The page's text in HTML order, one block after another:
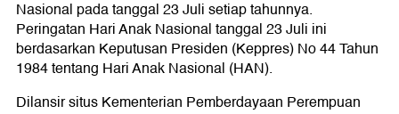
Nasional pada tanggal 23 Juli setiap tahunnya.
Peringatan Hari Anak Nasional tanggal 23 Juli ini
berdasarkan Keputusan Presiden (Keppres) No 44 Tahun
1984 tentang Hari Anak Nasional (HAN).
Dilansir situs Kementerian Pemberdayaan Perempuan